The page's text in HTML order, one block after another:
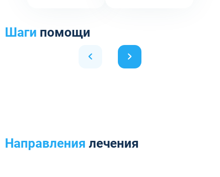
Шаги помощи
Направления лечения